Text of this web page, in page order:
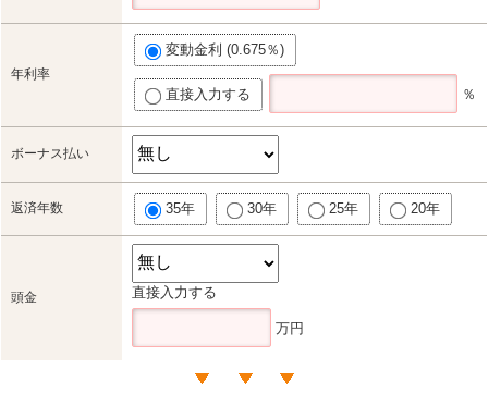
年利率
変動金利 (0.675％)
直接入力する ％
ボーナス払い
返済年数 35年 30年 25年 20年
頭金 直接入力する
万円